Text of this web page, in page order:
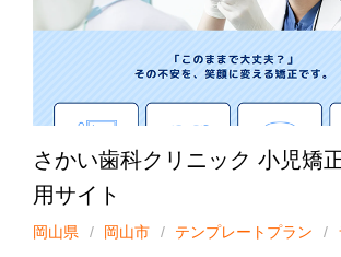
さかい歯科クリニック 小児矯
用サイト
岡山県 岡山市 テンプレートプラン